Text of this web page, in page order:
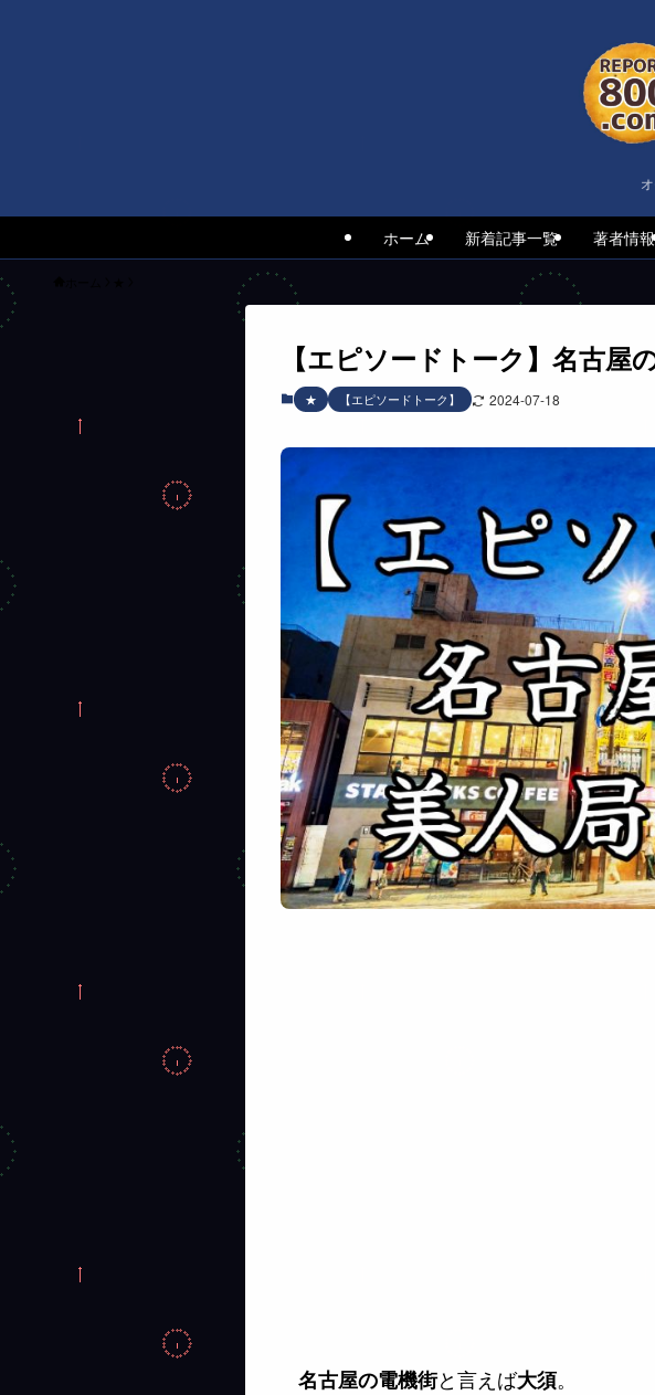
ホーム 新着記事一覧 著者情報
【エピソードトーク】名古屋
★ 【エピソードトーク】 2024-07-18
名古屋の電機街と言えば大須。